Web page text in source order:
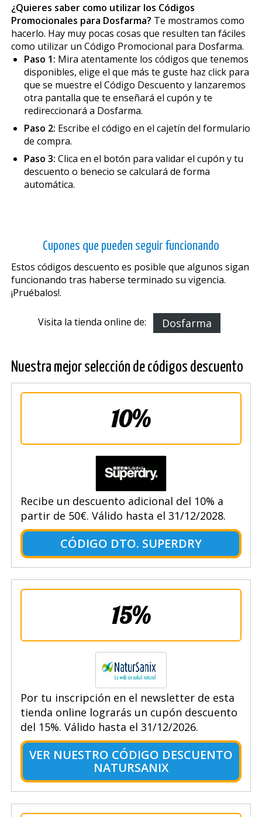
¿Quieres saber como utilizar los Códigos
Promocionales para Dosfarma? Te mostramos como
hacerlo. Hay muy pocas cosas que resulten tan fáciles
como utilizar un Código Promocional para Dosfarma.
Paso 1: Mira atentamente los códigos que tenemos
disponibles, elige el que más te guste haz click para
que se muestre el Código Descuento y lanzaremos
otra pantalla que te enseñará el cupón y te
redireccionará a Dosfarma.
Paso 2: Escribe el código en el cajetín del formulario
de compra.
Paso 3: Clica en el botón para validar el cupón y tu
descuento o beneficio se calculará de forma
automática.
Cupones que pueden seguir funcionando
Estos códigos descuento es posible que algunos sigan
funcionando tras haberse terminado su vigencia.
¡Pruébalos!.
Visita la tienda online de: Dosfarma
Nuestra mejor selección de códigos descuento
10%
Recibe un descuento adicional del 10% a
partir de 50€. Válido hasta el 31/12/2028.
CÓDIGO DTO. SUPERDRY
15%
Por tu inscripción en el newsletter de esta
tienda online lograrás un cupón descuento
del 15%. Válido hasta el 31/12/2026.
VER NUESTRO CÓDIGO DESCUENTO
NATURSANIX